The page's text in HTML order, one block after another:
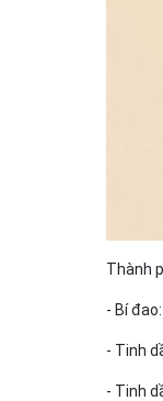
Thành
- Bí
- Tinh
- Tinh